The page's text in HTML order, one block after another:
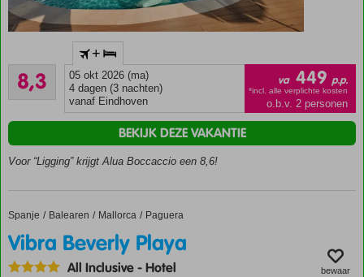
het Alcúdia
zandstrand
centrum
Alcudia
kamers
Diverse
8,3
Zeer goed
97
beoordelingen
+
05 okt 2026 (ma)
4 dagen (3 nachten)
vanaf Eindhoven
va 449 p.p.
*incl. alle verplichte kosten
o.b.v. 2 personen
Voor “Ligging” krijgt Alua Boccaccio een 8,6!
BEKIJK DEZE VAKANTIE
Home
Spanje Balearen Mallorca Paguera
Vibra Beverly Playa
Vibra Beverly Playa
All Inclusive-Hotel bewaar